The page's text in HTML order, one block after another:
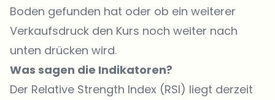
Boden gefunden hat oder ob ein weiterer
Verkaufsdruck den Kurs noch weiter nach
unten drücken wird.
Was sagen die Indikatoren?
Der Relative Strength Index (RSI) liegt derzeit